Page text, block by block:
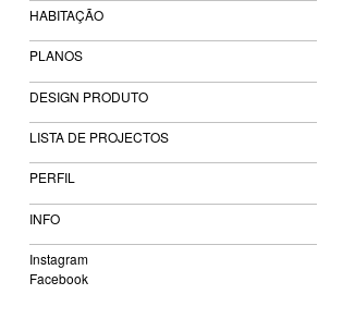
HABITAÇÃO
PLANOS
DESIGN PRODUTO
LISTA DE PROJECTOS
PERFIL
INFO
Instagram
Facebook